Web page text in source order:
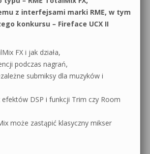
internetowego
z interfejsami marki RME, w tym
konkursu – Fireface UCX II
FX i jak działa,
podczas nagrań,
submiksy dla muzyków i
DSP i funkcji Trim czy Room
może zastąpić klasyczny mikser